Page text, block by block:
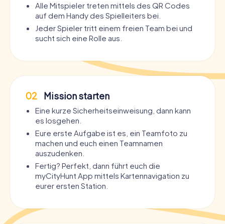
Alle Mitspieler treten mittels des QR Codes
auf dem Handy des Spielleiters bei.
Jeder Spieler tritt einem freien Team bei und
sucht sich eine Rolle aus.
02 Mission starten
Eine kurze Sicherheitseinweisung, dann kann
es losgehen.
Eure erste Aufgabe ist es, ein Teamfoto zu
machen und euch einen Teamnamen
auszudenken.
Fertig? Perfekt, dann führt euch die
myCityHunt App mittels Kartennavigation zu
eurer ersten Station.